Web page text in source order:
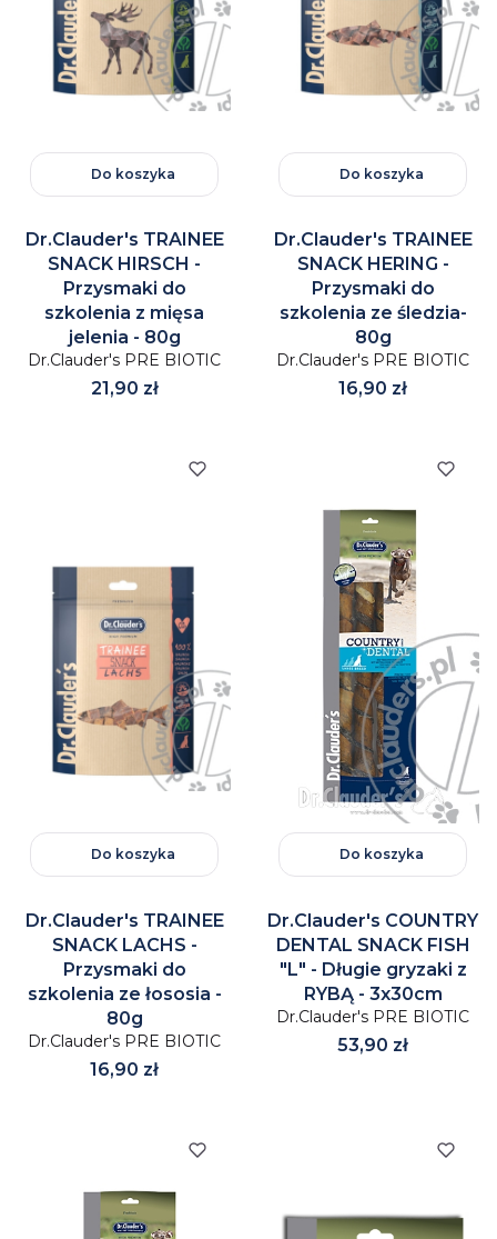
Do koszyka
Dr.Clauder's TRAINEE
SNACK HIRSCH -
Przysmaki do
szkolenia z mięsa
jelenia - 80g
Dr.Clauder's PRE BIOTIC
Cena
21,90 zł
Do koszyka
Dr.Clauder's TRAINEE
SNACK HERING -
Przysmaki do
szkolenia ze śledzia-
80g
Dr.Clauder's PRE BIOTIC
Cena
16,90 zł
Do koszyka
Dr.Clauder's TRAINEE
SNACK LACHS -
Przysmaki do
szkolenia ze łososia -
80g
Dr.Clauder's PRE BIOTIC
Cena
16,90 zł
Do koszyka
Dr.Clauder's COUNTRY
DENTAL SNACK FISH
"L" - Długie gryzaki z
RYBĄ - 3x30cm
Dr.Clauder's PRE BIOTIC
Cena
53,90 zł